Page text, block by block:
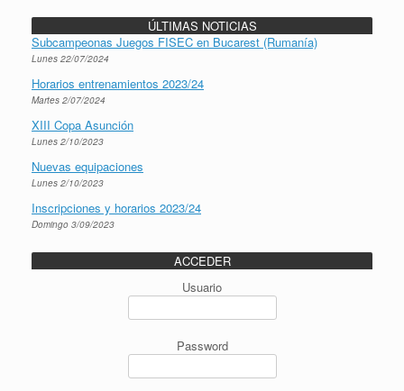
ÚLTIMAS NOTICIAS
Subcampeonas Juegos FISEC en Bucarest (Rumanía)
Lunes 22/07/2024
Horarios entrenamientos 2023/24
Martes 2/07/2024
XIII Copa Asunción
Lunes 2/10/2023
Nuevas equipaciones
Lunes 2/10/2023
Inscripciones y horarios 2023/24
Domingo 3/09/2023
ACCEDER
Usuario
Password